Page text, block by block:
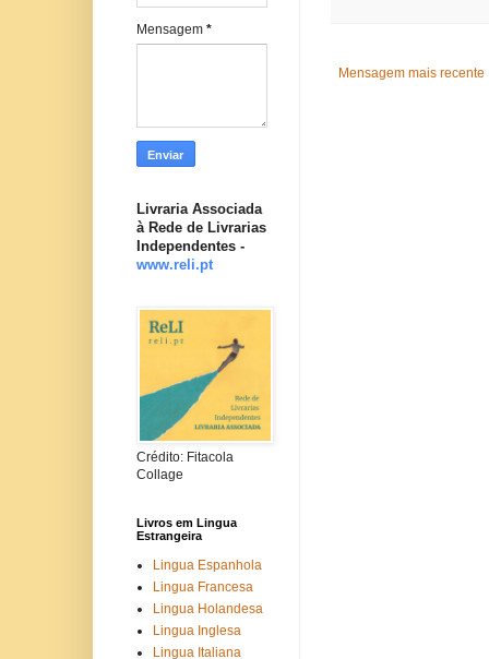
Mensagem mais recente
Mensagem *
Livraria Associada
à Rede de Livrarias
Independentes -
www.reli.pt
Crédito: Fitacola
Collage
Livros em Lingua
Estrangeira
Lingua Espanhola
Lingua Francesa
Lingua Holandesa
Lingua Inglesa
Lingua Italiana